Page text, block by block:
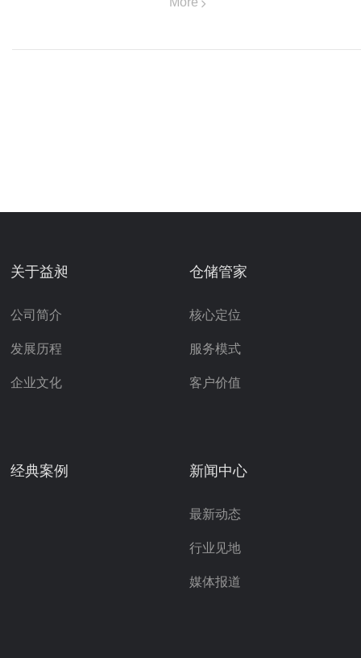
关于益昶
公司简介
发展历程
企业文化
仓储管家
核心定位
服务模式
客户价值
经典案例 新闻中心
最新动态
行业见地
媒体报道